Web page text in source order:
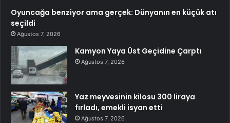
Oyuncağa benziyor ama gerçek: Dünyanın en küçük atı
seçildi
Ağustos 7, 2026
Kamyon Yaya Üst Geçidine Çarptı
Ağustos 7, 2026
Yaz meyvesinin kilosu 300 liraya
fırladı, emekli isyan etti
Ağustos 7, 2026